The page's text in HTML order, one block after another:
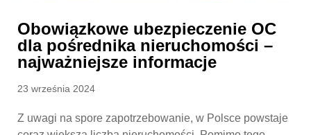
Obowiązkowe ubezpieczenie OC
dla pośrednika nieruchomości –
najważniejsze informacje
Posted
23 września 2024
Z uwagi na spore zapotrzebowanie, w Polsce powstaje